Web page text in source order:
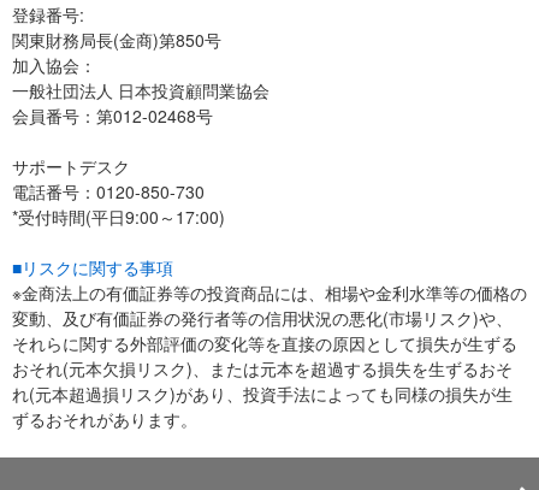
登録番号:
関東財務局長(金商)第850号
加入協会：
一般社団法人 日本投資顧問業協会
会員番号：第012-02468号
サポートデスク
電話番号：0120-850-730
*受付時間(平日9:00～17:00)
■リスクに関する事項
※金商法上の有価証券等の投資商品には、相場や金利水準等の価格の
変動、及び有価証券の発行者等の信用状況の悪化(市場リスク)や、
それらに関する外部評価の変化等を直接の原因として損失が生ずる
おそれ(元本欠損リスク)、または元本を超過する損失を生ずるおそ
れ(元本超過損リスク)があり、投資手法によっても同様の損失が生
ずるおそれがあります。